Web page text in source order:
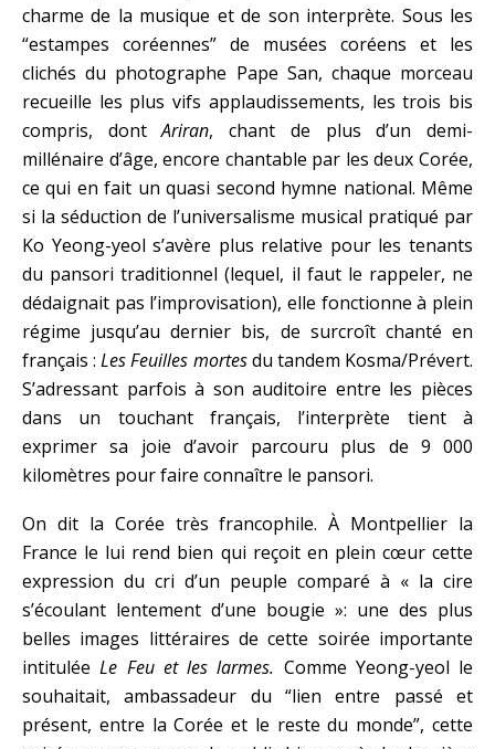
charme de la musique et de son interprète. Sous les
“estampes coréennes” de musées coréens et les
clichés du photographe Pape San, chaque morceau
recueille les plus vifs applaudissements, les trois bis
compris, dontAriran, chant de plus d’un demi-
millénaire d’âge, encore chantable par les deux Corée,
ce qui en fait un quasi second hymne national. Même
si la séduction de l’universalisme musical pratiqué par
Ko Yeong-yeol s’avère plus relative pour les tenants
du pansori traditionnel (lequel, il faut le rappeler, ne
dédaignait pas l’improvisation), elle fonctionne à plein
régime jusqu’au dernier bis, de surcroît chanté en
français :Les Feuilles mortesdu tandem Kosma/Prévert.
S’adressant parfois à son auditoire entre les pièces
dans un touchant français, l’interprète tient à
exprimer sa joie d’avoir parcouru plus de 9 000
kilomètres pour faire connaître le pansori.
On dit la Corée très francophile. À Montpellier la
France le lui rend bien qui reçoit en plein cœur cette
expression du cri d’un peuple comparé à « la cire
s’écoulant lentement d’une bougie »: une des plus
belles images littéraires de cette soirée importante
intituléeLe Feu et les larmes. Comme Yeong-yeol le
souhaitait, ambassadeur du “lien entre passé et
présent, entre la Corée et le reste du monde”, cette